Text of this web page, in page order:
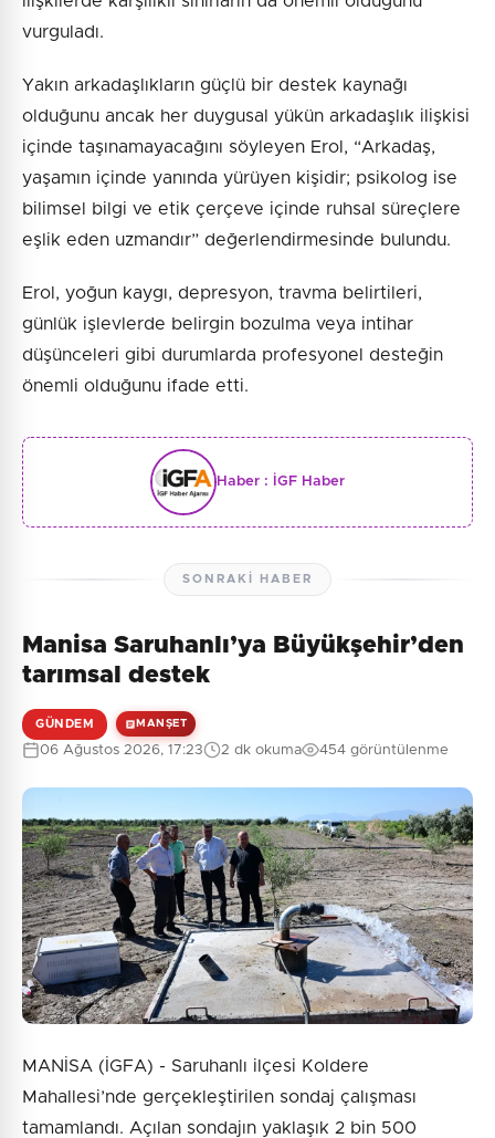
vurguladı.
Yakın arkadaşlıkların güçlü bir destek kaynağı
olduğunu ancak her duygusal yükün arkadaşlık ilişkisi
içinde taşınamayacağını söyleyen Erol, “Arkadaş,
yaşamın içinde yanında yürüyen kişidir; psikolog ise
bilimsel bilgi ve etik çerçeve içinde ruhsal süreçlere
eşlik eden uzmandır” değerlendirmesinde bulundu.
Erol, yoğun kaygı, depresyon, travma belirtileri,
günlük işlevlerde belirgin bozulma veya intihar
düşünceleri gibi durumlarda profesyonel desteğin
önemli olduğunu ifade etti.
Haber : İGF Haber
SONRAKI HABER
Manisa Saruhanlı’ya Büyükşehir’den
tarımsal destek
GÜNDEM MANŞET
06 Ağustos 2026, 17:23 2 dk okuma 454 görüntülenme
MANİSA (İGFA) - Saruhanlı ilçesi Koldere
Mahallesi’nde gerçekleştirilen sondaj çalışması
tamamlandı. Açılan sondajın yaklaşık 2 bin 500